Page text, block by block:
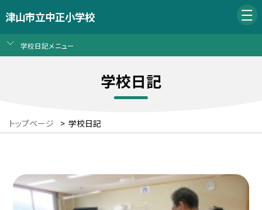
津山市立中正小学校
学校日記メニュー
学校日記
トップページ > 学校日記